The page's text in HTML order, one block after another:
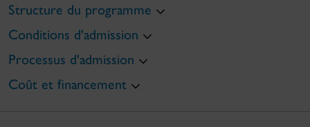
Structure du programme
Conditions d'admission
Processus d'admission
Coût et financement